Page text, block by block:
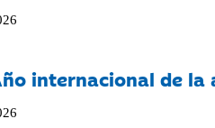
internacional de la